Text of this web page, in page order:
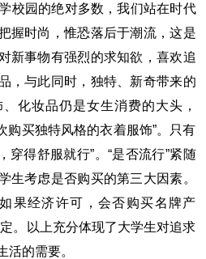
校园的绝对多数，我们站在时代
握时尚，惟恐落后于潮流，这是
新事物有强烈的求知欲，喜欢追
，与此同时，独特、新奇带来的
化妆品仍是女生消费的大头，
购买独特风格的衣着服饰”。只有
穿得舒服就行”。“是否流行”紧随
生考虑是否购买的第三大因素。
果经济许可，会否购买名牌产
。以上充分体现了大学生对追求
活的需要。